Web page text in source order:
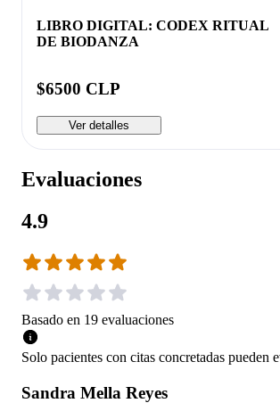
LIBRO DIGITAL: CODEX RITUAL
DE BIODANZA
$6500 CLP
Ver detalles
Evaluaciones
4.9
Basado en 19 evaluaciones
Solo pacientes con citas concretadas pueden
Sandra Mella Reyes